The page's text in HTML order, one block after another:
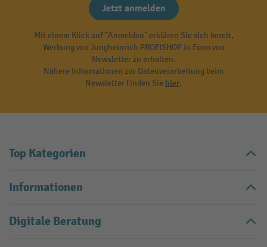
Jetzt anmelden
Mit einem Klick auf "Anmelden" erklären Sie sich bereit,
Werbung von Jungheinrich PROFISHOP in Form von
Newsletter zu erhalten.
Nähere Informationen zur Datenverarbeitung beim
Newsletter finden Sie hier.
Top Kategorien
Informationen
Digitale Beratung